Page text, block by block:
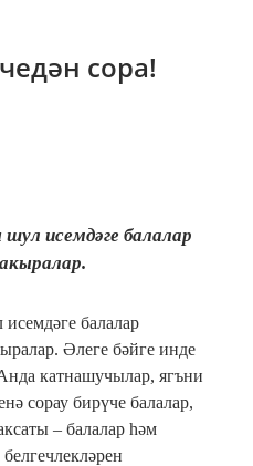
сора!
исемдәге балалар
балалар
Әлеге бәйге инде
катнашучылар, ягъни
сорау бирүче балалар,
– балалар һәм